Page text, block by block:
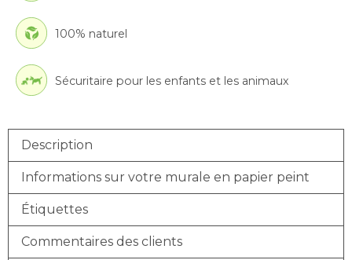
100% naturel
Sécuritaire pour les enfants et les animaux
Description
Informations sur votre murale en papier peint
Étiquettes
Commentaires des clients